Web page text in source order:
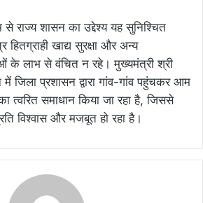
राज्य शासन का उद्देश्य यह सुनिश्चित
हितग्राही खाद्य सुरक्षा और अन्य
के लाभ से वंचित न रहे। मुख्यमंत्री श्री
में जिला प्रशासन द्वारा गांव-गांव पहुंचकर आम
त्वरित समाधान किया जा रहा है, जिससे
विश्वास और मजबूत हो रहा है।